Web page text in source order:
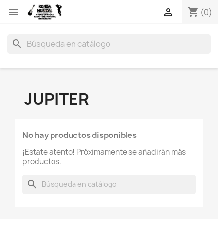
 shopping_cart (0)

search
JUPITER
No hay productos disponibles
¡Estate atento! Próximamente se añadirán más
productos.
search